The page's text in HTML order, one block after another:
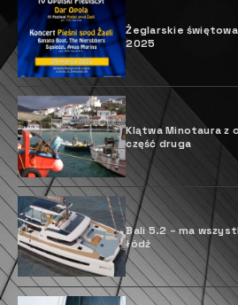
Żeglarskie
2025
Klątwa Minotaura z
część druga
Bali 5.2 – ma
łódź